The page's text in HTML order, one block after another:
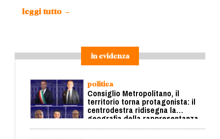
leggi tutto →
in evidenza
politica
Consiglio Metropolitano, il
territorio torna protagonista: il
centrodestra ridisegna la
geografia della rappresentanza